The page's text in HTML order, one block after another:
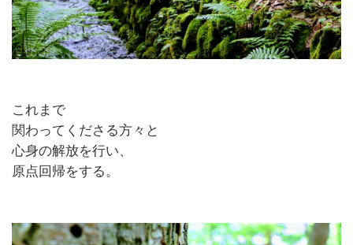
これまで
関わってくださる方々と
心身の解放を行い、
原点回帰をする。